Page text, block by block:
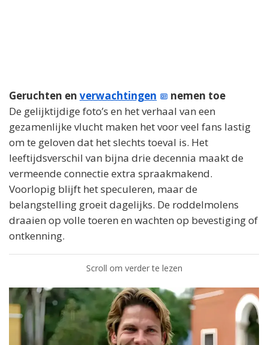
Geruchten en verwachtingen
nemen toe
De gelijktijdige foto’s en het verhaal van een
gezamenlijke vlucht maken het voor veel fans lastig
om te geloven dat het slechts toeval is. Het
leeftijdsverschil van bijna drie decennia maakt de
vermeende connectie extra spraakmakend.
Voorlopig blijft het speculeren, maar de
belangstelling groeit dagelijks. De roddelmolens
draaien op volle toeren en wachten op bevestiging of
ontkenning.
Scroll om verder te lezen